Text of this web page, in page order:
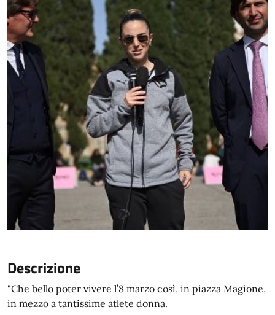
Descrizione
"Che bello poter vivere l’8 marzo così, in piazza Magione,
in mezzo a tantissime atlete donna.